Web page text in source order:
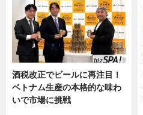
酒税改正でビールに再注目！
ベトナム生産の本格的な味わ
いで市場に挑戦